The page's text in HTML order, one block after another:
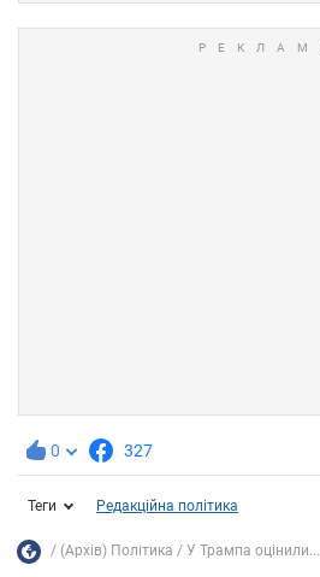
0 327
Теги Редакційна політика
(Архів) Політика У Трампа оцінили...